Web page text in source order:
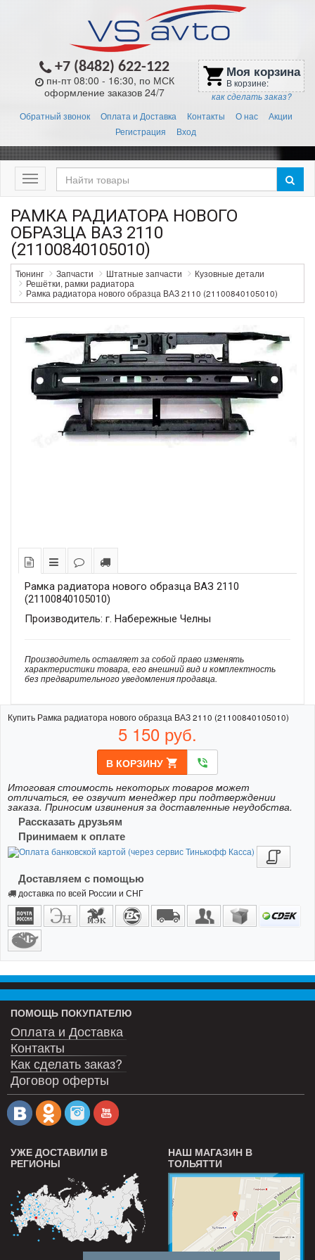
+7 (8482) 622-122
пн-пт 08:00 - 16:30, по МСК
оформление заказов 24/7
shopping_cart Моя корзина
В корзине:
как сделать заказ?
Обратный звонок Оплата и Доставка Контакты О нас
Акции
Регистрация
Вход
Меню
РАМКА РАДИАТОРА НОВОГО
ОБРАЗЦА ВАЗ 2110
(21100840105010)
Тюнинг Запчасти Штатные запчасти
Кузовные детали
Решётки, рамки радиатора
Рамка радиатора нового образца ВАЗ 2110 (21100840105010)
Рамка радиатора нового образца ВАЗ 2110
(21100840105010)
Производитель: г. Набережные Челны
Производитель оставляет за собой право изменять
характеристики товара, его внешний вид и комплектность
без предварительного уведомления продавца.
Купить Рамка радиатора нового образца ВАЗ 2110 (21100840105010)
5 150 руб.
В КОРЗИНУ shopping_cart phone_in_talk
Итоговая стоимость некоторых товаров может
отличаться, ее озвучит менеджер при подтверждении
заказа. Приносим извинения за доставленные неудобства.
Рассказать друзьям
Принимаем к оплате
Доставляем с помощью
доставка по всей России и СНГ
ПОМОЩЬ ПОКУПАТЕЛЮ
Оплата и Доставка
Контакты
Как сделать заказ?
Договор оферты
УЖЕ ДОСТАВИЛИ В
РЕГИОНЫ
НАШ МАГАЗИН В
ТОЛЬЯТТИ